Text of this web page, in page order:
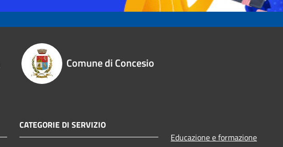
Comune di Concesio
CATEGORIE DI SERVIZIO
Educazione e formazione